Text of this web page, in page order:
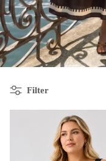
Filter